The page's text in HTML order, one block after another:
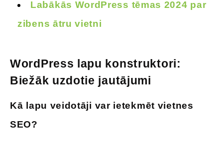
Labākās WordPress tēmas 2024 par
zibens ātru vietni
WordPress lapu konstruktori:
Biežāk uzdotie jautājumi
Kā lapu veidotāji var ietekmēt vietnes
SEO?